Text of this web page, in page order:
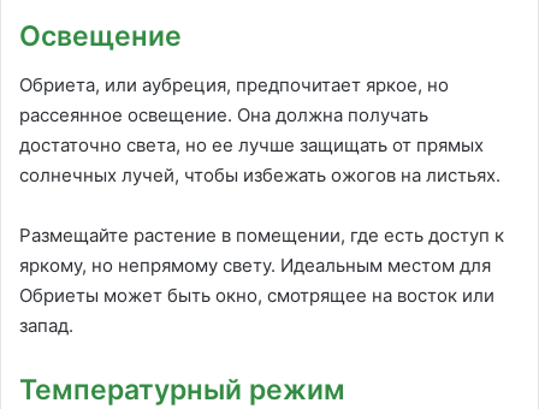
Освещение
Обриета, или аубреция, предпочитает яркое, но
рассеянное освещение. Она должна получать
достаточно света, но ее лучше защищать от прямых
солнечных лучей, чтобы избежать ожогов на листьях.
Размещайте растение в помещении, где есть доступ к
яркому, но непрямому свету. Идеальным местом для
Обриеты может быть окно, смотрящее на восток или
запад.
Температурный режим